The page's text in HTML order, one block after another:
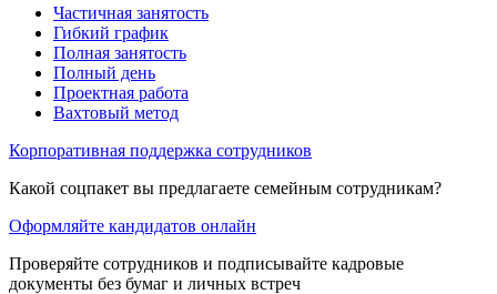
Частичная занятость
Гибкий график
Полная занятость
Полный день
Проектная работа
Вахтовый метод
Корпоративная поддержка сотрудников
Какой соцпакет вы предлагаете семейным сотрудникам?
Оформляйте кандидатов онлайн
Проверяйте сотрудников и подписывайте кадровые
документы без бумаг и личных встреч